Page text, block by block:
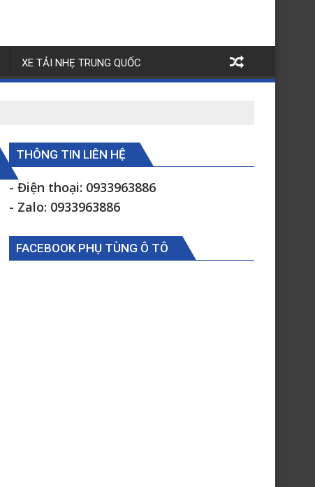
XE TẢI NHẸ TRUNG QUỐC
THÔNG TIN LIÊN HỆ
- Điện thoại: 0933963886
- Zalo: 0933963886
FACEBOOK PHỤ TÙNG Ô TÔ